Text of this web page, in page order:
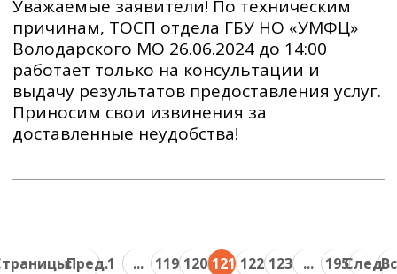
Уважаемые заявители! По техническим
причинам, ТОСП отдела ГБУ НО «УМФЦ»
Володарского МО 26.06.2024 до 14:00
работает только на консультации и
выдачу результатов предоставления услуг.
Приносим свои извинения за
доставленные неудобства!
Пред.1 ... 119 120 121 122 123 ... 195След.